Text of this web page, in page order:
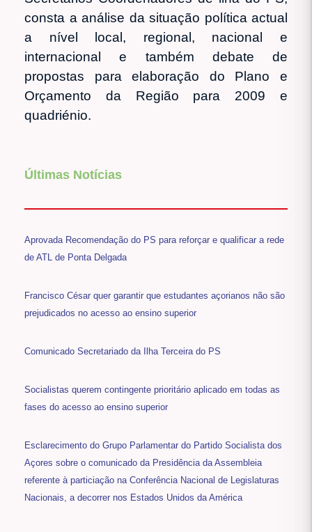
consta a análise da situação política actual
a nível local, regional, nacional e
internacional e também debate de
propostas para elaboração do Plano e
Orçamento da Região para 2009 e
quadriénio.
Últimas Notícias
Aprovada Recomendação do PS para reforçar e qualificar a rede
de ATL de Ponta Delgada
Francisco César quer garantir que estudantes açorianos não são
prejudicados no acesso ao ensino superior
Comunicado Secretariado da Ilha Terceira do PS
Socialistas querem contingente prioritário aplicado em todas as
fases do acesso ao ensino superior
Esclarecimento do Grupo Parlamentar do Partido Socialista dos
Açores sobre o comunicado da Presidência da Assembleia
referente à particiação na Conferência Nacional de Legislaturas
Nacionais, a decorrer nos Estados Unidos da América